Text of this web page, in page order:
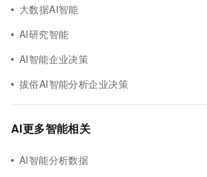
大数据AI智能
AI研究智能
AI智能企业决策
拔俗AI智能分析企业决策
AI更多智能相关
AI智能分析数据